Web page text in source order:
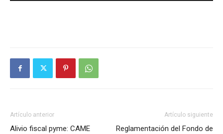
Artículo anterior
Alivio fiscal pyme: CAME
Artículo siguiente
Reglamentación del Fondo de